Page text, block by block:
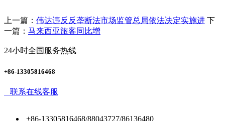
上一篇： 伟达违反反垄断法市场监管总局依法决定实施进 下
一篇： 马来西亚旅客同比增
24小时全国服务热线
+86-13305816468
联系在线客服
+86-13305816468/88043727/86136480